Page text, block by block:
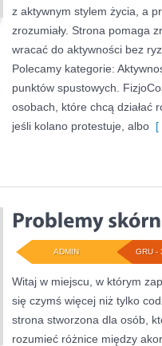
z aktywnym stylem życia, a
zrozumiały. Strona pomaga
wracać do aktywności bez
Polecamy kategorie:
punktów spustowych.
osobach, które chcą działać
jeśli kolano protestuje, albo [
GRU -
ADMIN
Witaj w miejscu, w którym
się czymś więcej niż tylko
strona stworzona dla osób,
rozumieć różnice między